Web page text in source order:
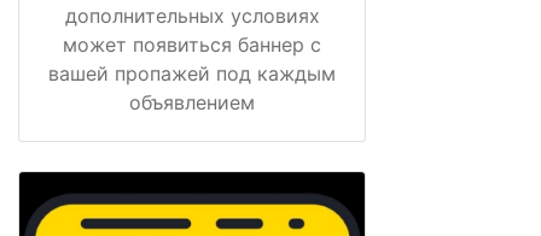
дополнительных условиях
может появиться баннер с
вашей пропажей под каждым
объявлением